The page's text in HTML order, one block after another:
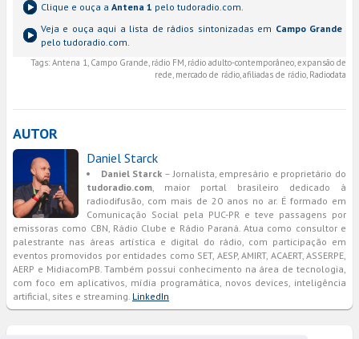
Clique e ouça a Antena 1 pelo tudoradio.com.
Veja e ouça aqui a lista de rádios sintonizadas em Campo Grande
pelo tudoradio.com.
Tags: Antena 1, Campo Grande, rádio FM, rádio adulto-contemporâneo, expansão de
rede, mercado de rádio, afiliadas de rádio, Radiodata
AUTOR
Daniel Starck
Daniel Starck – Jornalista, empresário e proprietário do
tudoradio.com, maior portal brasileiro dedicado à
radiodifusão, com mais de 20 anos no ar. É formado em
Comunicação Social pela PUC-PR e teve passagens por
emissoras como CBN, Rádio Clube e Rádio Paraná. Atua como consultor e
palestrante nas áreas artística e digital do rádio, com participação em
eventos promovidos por entidades como SET, AESP, AMIRT, ACAERT, ASSERPE,
AERP e MidiacomPB. Também possui conhecimento na área de tecnologia,
com foco em aplicativos, mídia programática, novos devices, inteligência
artificial, sites e streaming. LinkedIn